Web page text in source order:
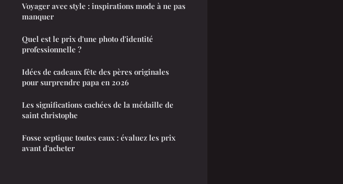
Voyager avec style : inspirations mode à ne pas
manquer
Quel est le prix d'une photo d'identité
professionnelle ?
Idées de cadeaux fête des pères originales
pour surprendre papa en 2026
Les significations cachées de la médaille de
saint christophe
Fosse septique toutes eaux : évaluez les prix
avant d'acheter